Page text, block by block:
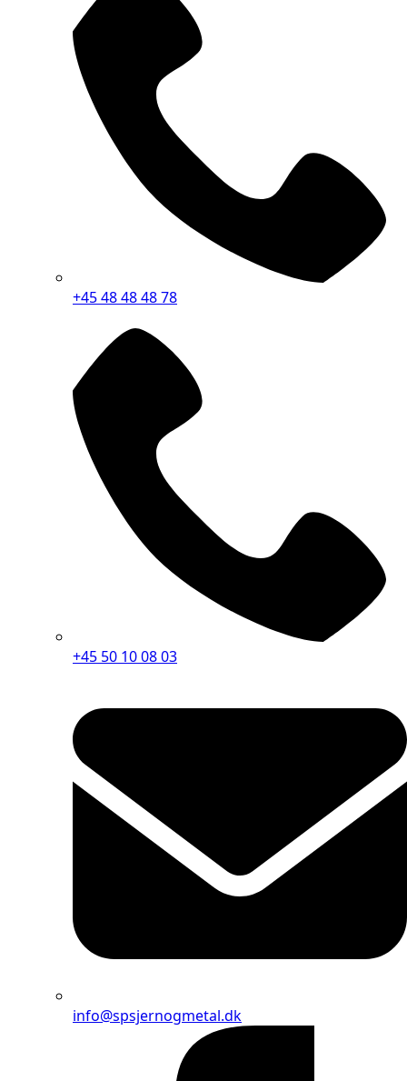
+45 48 48 48 78
+45 50 10 08 03
info@spsjernogmetal.dk